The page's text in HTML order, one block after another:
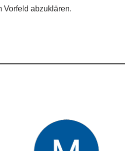
Vorfeld abzuklären.